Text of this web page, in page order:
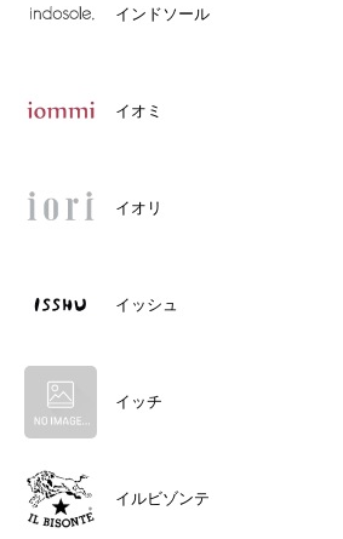
インドソール
イオミ
イオリ
イッシュ
イッチ
イルビゾンテ